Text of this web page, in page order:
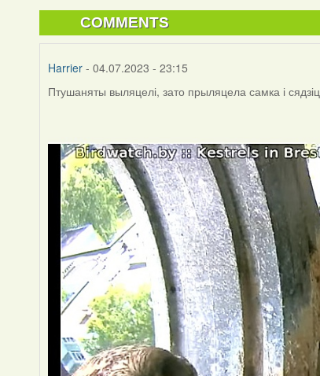
COMMENTS
Harrier - 04.07.2023 - 23:15
Птушаняты выляцелі, зато прыляцела самка і